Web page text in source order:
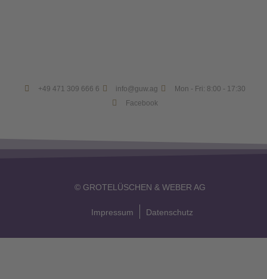
+49 471 309 666 6 info@guw.ag
Mon - Fri: 8:00 - 17:30
Facebook
© GROTELÜSCHEN & WEBER AG
Impressum Datenschutz